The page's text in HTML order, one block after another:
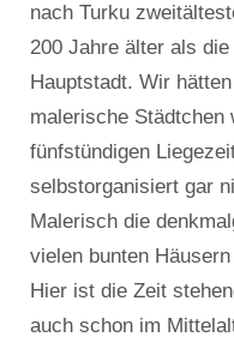
nach Turku
200 Jahre älter als
Hauptstadt. Wir
malerische Städtchen
fünfstündigen
selbstorganisiert gar
Malerisch die
vielen bunten
Hier ist die Zeit
auch schon im